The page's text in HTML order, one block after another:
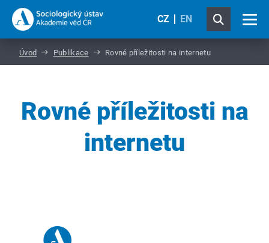
CZ EN
Úvod Publikace Rovné příležitosti na internetu
Rovné příležitosti na
internetu